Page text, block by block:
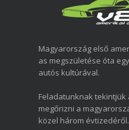
Magyarország első
as megszületése óta
autós kultúrával.
Feladatunknak
megőrizni a
közel három évtizedéről.